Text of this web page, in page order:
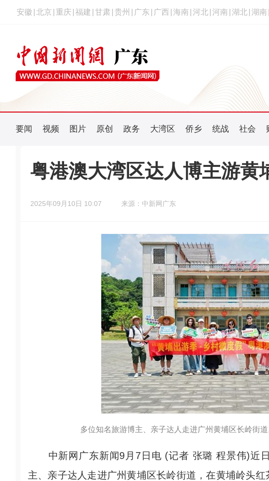
安徽 北京 重庆 福建 甘肃 贵州 广东 广西 海南 河北 河南 湖北 湖南
要闻 视频 图片 原创 政务 大湾区 侨乡 统战 社会
粤港澳大湾区达人博主游黄
2025年09月10日 10:07 来源：中新网广东
多位知名旅游博主、亲子达人走进广州黄埔区长岭街
中新网广东新闻9月7日电 (记者 张璐 程景伟)近
主、亲子达人走进广州黄埔区长岭街道，在黄埔岭头